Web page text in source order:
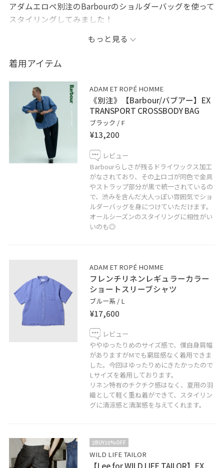
アダムエロペ別注のBarbourのショルダーバッグを使って
スタイリングしてみました！
したらもうたまらないです、、
Tシャツスタイルからシャツスタイルまで汎用性高く使え
るショルダーバッグで、何ならオールシーズンのスタイ
リングで活躍してくれる最強バッグだと思います笑
5/30(土)からの発売です！！
ぜひ店頭やWEBページでご覧ください！
------------------------------
▼ Instagramも更新中！ ▼
｟乗っ取りの影響でまた0からのスタートになってしまっ
たため改めてフォローお願い致します！｠
↑DMでもお気軽にお問い合わせください！
------------------------------
☑︎ 気になる投稿は「♡」をタップすると保存できます！
後で見返せるようにぜひご活用ください！
☑︎ 気に入っていただけた方は、合わせてフォローもお願
もっと見る
着用アイテム
ADAM ET ROPÉ HOMME
《別注》【Barbour/バブアー】EX
TRANSPORT CROSSBODY BAG
ブラック / F
¥13,200
レビュー
Barbourらしさが残るドライワックス加工
がなされており、その上ロゴが同色で金具
やストラップ部分が黒で統一されているの
で、渋みを含んだ大人っぽい雰囲気でショ
ルダーバッグを身につけていただけます。
オールシーズンのスタイリングに相性がい
いのも◎
ADAM ET ROPÉ HOMME
フレンチリネンレギュラーカラー
ショートスリーブシャツ
ブルー系 / L
¥17,600
レビュー
ややゆったりめのサイズ感で、僕自身肩幅
がありますがMでも窮屈感なく着用できま
した。今回はゆったりめにきたかったので
Lサイズを着用しております。
リネン特有のチクチク感はなく、夏用の羽
織として軽く重ね着ができて、スタイリン
グに清涼感と清潔感を与えてくれます。
2BUY10%OFF
WILD LIFE TAILOR
【Lee for WILD LIFE TAILOR】EX